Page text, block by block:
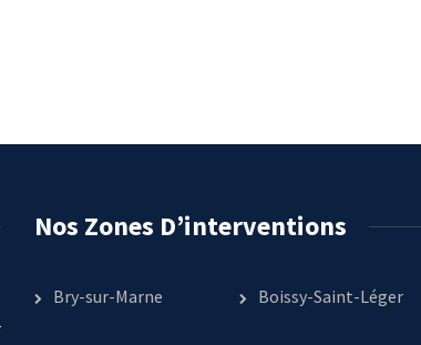
Nos Zones D’interventions
Bry-sur-Marne Boissy-Saint-Léger